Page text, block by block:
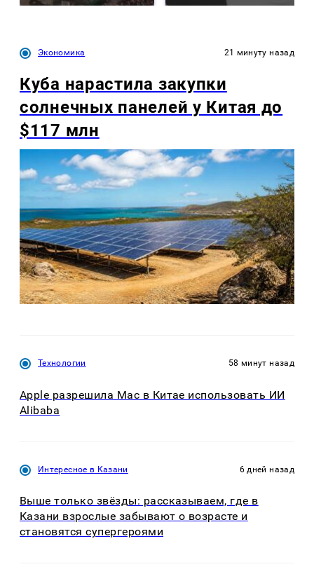
Экономика 21 минуту назад
Куба нарастила закупки
солнечных панелей у Китая до
$117 млн
Технологии 58 минут назад
Apple разрешила Mac в Китае использовать ИИ
Alibaba
Интересное в Казани 6 дней назад
Выше только звёзды: рассказываем, где в
Казани взрослые забывают о возрасте и
становятся супергероями